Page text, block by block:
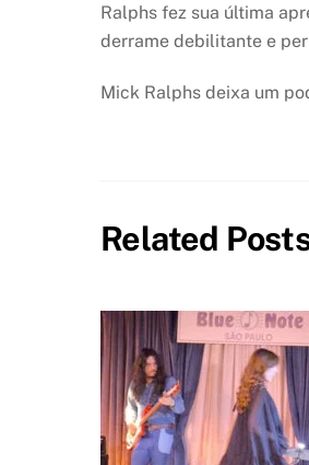
Ralphs fez sua última
derrame debilitante e
Mick Ralphs deixa um
Related